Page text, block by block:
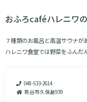
おふろcaféハレニワ
７種類のお風呂と高温サウナが
ハレニワ食堂では野菜をふんだ
048-533-2614
熊谷市久保島939